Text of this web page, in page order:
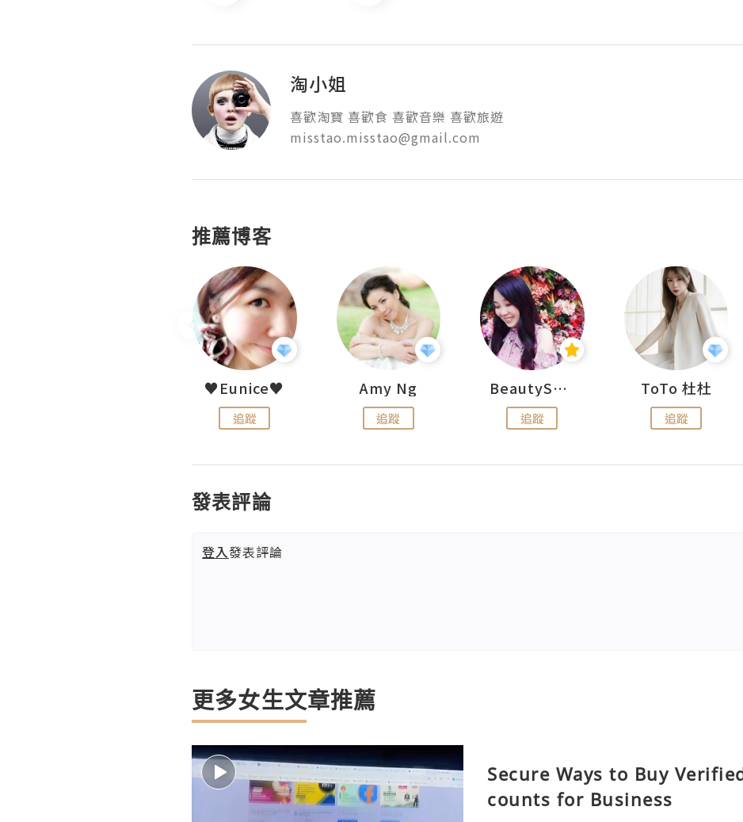
淘小姐
喜歡淘寶 喜歡食 喜歡音樂 喜歡旅遊
misstao.misstao@gmail.com
推薦博客
♥Eunice♥
追蹤
Amy Ng
追蹤
BeautySearch
追蹤
ToTo 杜杜
追蹤
發表評論
登入發表評論
更多女生文章推薦
Secure Ways to Buy
counts for Business